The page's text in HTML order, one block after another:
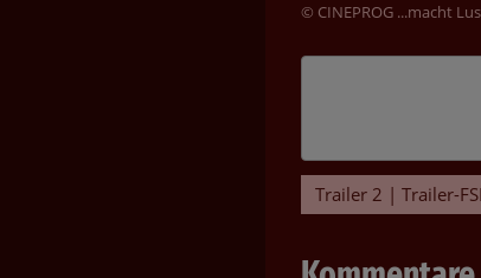
© CINEPROG ...macht
Trailer 2 | Trailer-